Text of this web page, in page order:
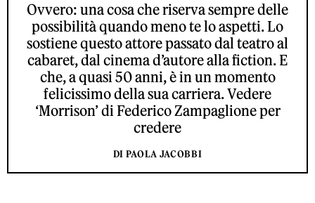
Ovvero: una cosa che riserva sempre delle
possibilità quando meno te lo aspetti. Lo
sostiene questo attore passato dal teatro al
cabaret, dal cinema d’autore alla fiction. E
che, a quasi 50 anni, è in un momento
felicissimo della sua carriera. Vedere
‘Morrison’ di Federico Zampaglione per
credere
DI PAOLA JACOBBI